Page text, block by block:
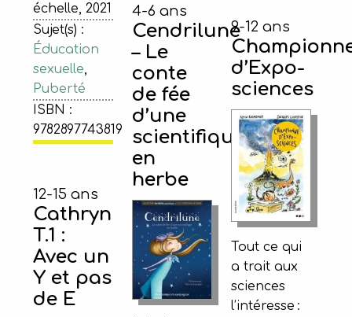
échelle, 2021
Sujet(s) :
Éducation
sexuelle,
Puberté
ISBN :
9782897743819
12-15 ans
Cathryn
T.1 :
Avec un
Y et pas
de E
4-6 ans
Cendrilune
– Le
conte
de fée
d’une
scientifique
en
herbe
9-12 ans
d’Expo-
sciences
Tout ce qui
a trait aux
sciences
l’intéresse :